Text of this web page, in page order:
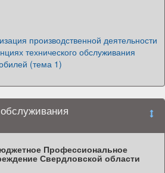
производственной деятельности
технического обслуживания
(тема 1)
Профессиональное
Свердловской области